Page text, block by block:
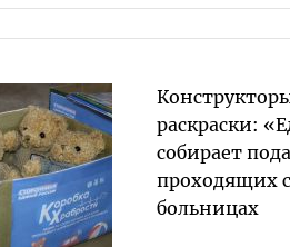
раскраски:
собирает
проходящих
больницах